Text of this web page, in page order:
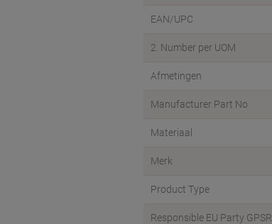
EAN/UPC
2. Number per UOM
Afmetingen
Manufacturer Part No
Materiaal
Merk
Product Type
Responsible EU Party GPSR